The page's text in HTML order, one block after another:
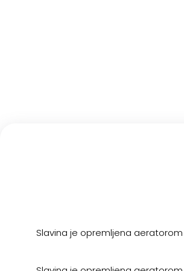
Slavina je opremljena aeratorom